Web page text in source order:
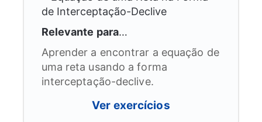
Relevante para…
Aprender a encontrar a equação de
uma reta usando a forma
interceptação-declive.
Ver exercícios